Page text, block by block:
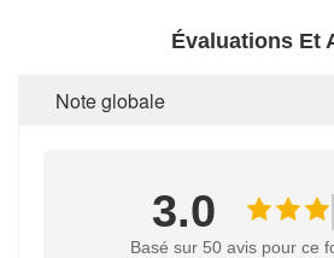
Évaluations Et
Note globale
3.0
Basé sur 50 avis pour ce